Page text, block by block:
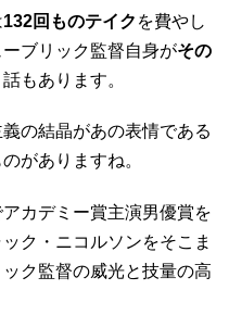
132回ものテイク を費やし
ブリック監督自身がその
もあります。
の結晶があの表情である
がありますね。
カデミー賞主演男優賞を
ク・ニコルソンをそこま
ク監督の威光と技量の高